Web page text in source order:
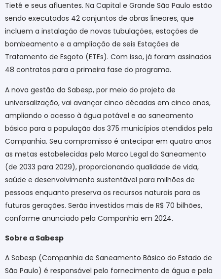
Tietê e seus afluentes. Na Capital e Grande São Paulo estão
sendo executados 42 conjuntos de obras lineares, que
incluem a instalação de novas tubulações, estações de
bombeamento e a ampliação de seis Estações de
Tratamento de Esgoto (ETEs). Com isso, já foram assinados
48 contratos para a primeira fase do programa.
A nova gestão da Sabesp, por meio do projeto de
universalização, vai avançar cinco décadas em cinco anos,
ampliando o acesso à água potável e ao saneamento
básico para a população dos 375 municípios atendidos pela
Companhia. Seu compromisso é antecipar em quatro anos
as metas estabelecidas pelo Marco Legal do Saneamento
(de 2033 para 2029), proporcionando qualidade de vida,
saúde e desenvolvimento sustentável para milhões de
pessoas enquanto preserva os recursos naturais para as
futuras gerações. Serão investidos mais de R$ 70 bilhões,
conforme anunciado pela Companhia em 2024.
Sobre a Sabesp
A Sabesp (Companhia de Saneamento Básico do Estado de
São Paulo) é responsável pelo fornecimento de água e pela